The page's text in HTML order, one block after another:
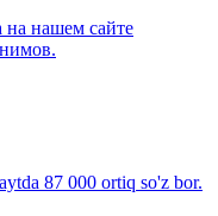
на нашем сайте
87 000 ortiq so'z bor.